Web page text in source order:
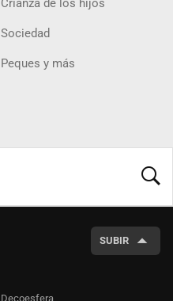
Crianza de los hijos
Sociedad
Peques y más
SUBIR
Decoesfera